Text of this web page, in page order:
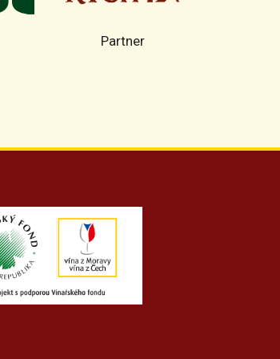
Partner